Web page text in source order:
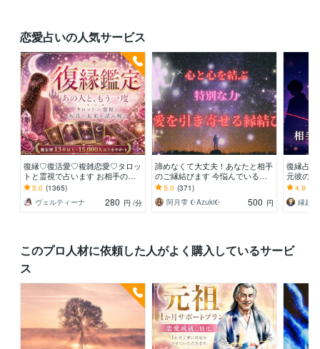
恋愛占いの人気サービス
復縁♡復活愛♡複雑恋愛♡タロッ
トと霊視で占います お相手の深
層心理を読み解き、望む未来への
最短ルートを導きます
5.0 (1365)
ヴェルティーナ
280 円 /分
諦めなくて大丈夫！あなたと相手
のご縁結びます 今悩んでいるあ
なたへ。彼と結ばれたいあなたに
必見！
5.0 (371)
阿月雫 ☪︎Azuki☪︎
500 円
復縁占
元彼の
ブロッ
て復縁
4.9
縁起
このプロ人材に依頼した人がよく購入しているサービ
ス